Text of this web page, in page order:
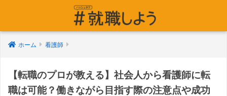
ホーム 看護師
【転職のプロが教える】社会人から看護師に転
職は可能？働きながら目指す際の注意点や成功